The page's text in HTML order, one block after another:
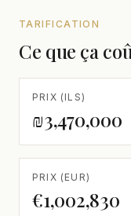
TARIFICATION
Ce que ça
PRIX (ILS)
₪3,470,000
PRIX (EUR)
€1,002,830